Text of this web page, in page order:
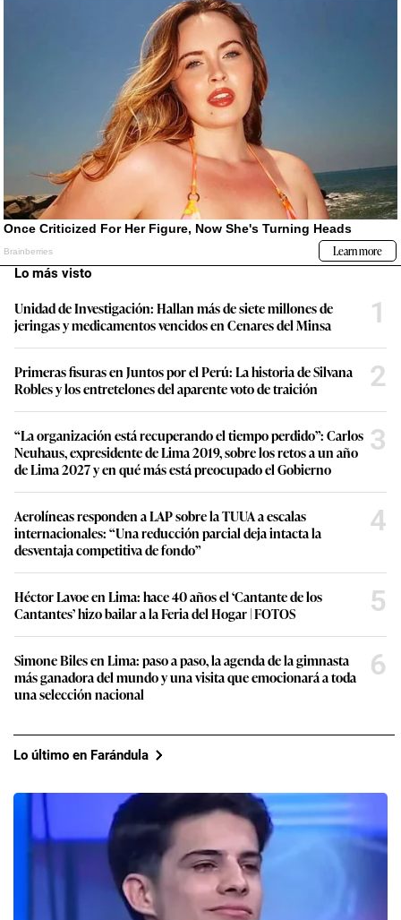
Lo más visto
Unidad de Investigación: Hallan más de siete millones de
jeringas y medicamentos vencidos en Cenares del Minsa
1
Primeras fisuras en Juntos por el Perú: La historia de Silvana
Robles y los entretelones del aparente voto de traición
2
“La organización está recuperando el tiempo perdido”: Carlos
Neuhaus, expresidente de Lima 2019, sobre los retos a un año
de Lima 2027 y en qué más está preocupado el Gobierno
3
Aerolíneas responden a LAP sobre la TUUA a escalas
internacionales: “Una reducción parcial deja intacta la
desventaja competitiva de fondo”
4
Héctor Lavoe en Lima: hace 40 años el ‘Cantante de los
Cantantes’ hizo bailar a la Feria del Hogar | FOTOS
5
Simone Biles en Lima: paso a paso, la agenda de la gimnasta
más ganadora del mundo y una visita que emocionará a toda
una selección nacional
6
Lo último en Farándula